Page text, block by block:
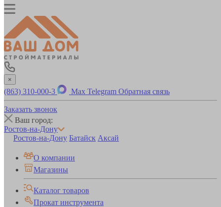
×
(863) 310-000-3 Max Telegram Обратная связь
Заказать звонок
Ваш город:
Ростов-на-Дону
Ростов-на-Дону Батайск Аксай
О компании
Магазины
Каталог товаров
Прокат инструмента